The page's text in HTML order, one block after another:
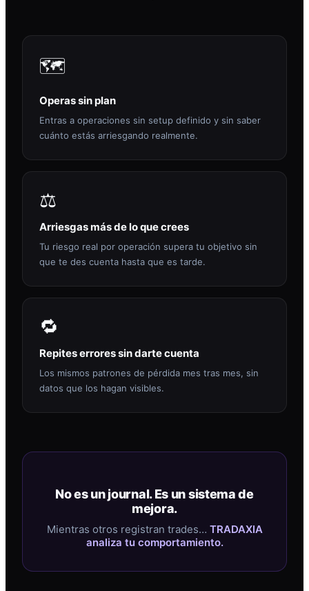
🗺️
Operas sin plan
Entras a operaciones sin setup definido y sin saber
cuánto estás arriesgando realmente.
⚖️
Arriesgas más de lo que crees
Tu riesgo real por operación supera tu objetivo sin
que te des cuenta hasta que es tarde.
🔁
Repites errores sin darte cuenta
Los mismos patrones de pérdida mes tras mes, sin
datos que los hagan visibles.
No es un journal. Es un sistema de
mejora.
Mientras otros registran trades… TRADAXIA
analiza tu comportamiento.